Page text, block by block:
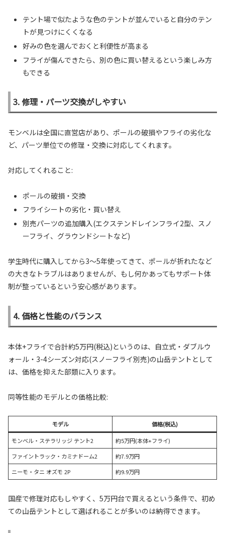
テント場で似たような色のテントが並んでいると自分のテン
トが見つけにくくなる
好みの色を選んでおくと利便性が高まる
フライが傷んできたら、別の色に買い替えるという楽しみ方
もできる
3. 修理・パーツ交換がしやすい
モンベルは全国に直営店があり、ポールの破損やフライの劣化な
ど、パーツ単位での修理・交換に対応してくれます。
対応してくれること:
ポールの破損・交換
フライシートの劣化・買い替え
別売パーツの追加購入(エクステンドレインフライ2型、スノ
ーフライ、グラウンドシートなど)
学生時代に購入してから3〜5年使ってきて、ポールが折れたなど
の大きなトラブルはありませんが、もし何かあってもサポート体
制が整っているという安心感があります。
4. 価格と性能のバランス
本体+フライで合計約5万円(税込)というのは、自立式・ダブルウ
ォール・3-4シーズン対応(スノーフライ別売)の山岳テントとして
は、価格を抑えた部類に入ります。
同等性能のモデルとの価格比較:
モデル 価格(税込)
モンベル・ステラリッジ テント2
約5万円(本体+フライ)
ファイントラック・カミナドーム2
約7.9万円
ニーモ・タニ オズモ 2P
約9.9万円
国産で修理対応もしやすく、5万円台で買えるという条件で、初め
ての山岳テントとして選ばれることが多いのは納得できます。